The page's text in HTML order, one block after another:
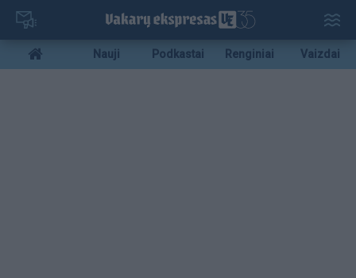
Pereiti
pagrindinį
turinį
Mobile
menu
Nauji Podkastai Renginiai Vaizdai